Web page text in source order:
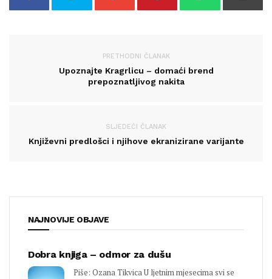
PRETHODNI ČLANAK
Upoznajte Kragrlicu – domaći brend
prepoznatljivog nakita
SLJEDEĆI ČLANAK
Književni predlošci i njihove ekranizirane varijante
NAJNOVIJE OBJAVE
Dobra knjiga – odmor za dušu
Piše: Ozana Tikvica U ljetnim mjesecima svi se